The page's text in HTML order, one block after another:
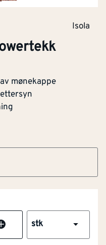
Isola
mønekappe
rustikk-rød
stk